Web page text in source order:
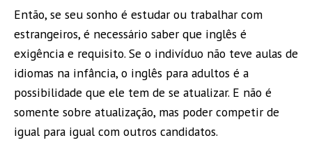
Então, se seu sonho é estudar ou trabalhar com
estrangeiros, é necessário saber que inglês é
exigência e requisito. Se o indivíduo não teve aulas de
idiomas na infância, o inglês para adultos é a
possibilidade que ele tem de se atualizar. E não é
somente sobre atualização, mas poder competir de
igual para igual com outros candidatos.